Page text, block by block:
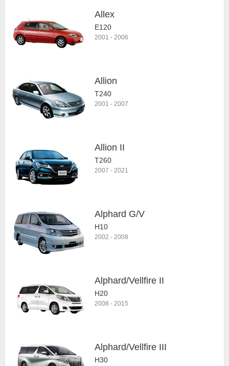
Allex
E120
2001 - 2006
Allion
T240
2001 - 2007
Allion II
T260
2007 - 2021
Alphard G/V
H10
2002 - 2008
Alphard/Vellfire II
H20
2008 - 2015
Alphard/Vellfire III
H30